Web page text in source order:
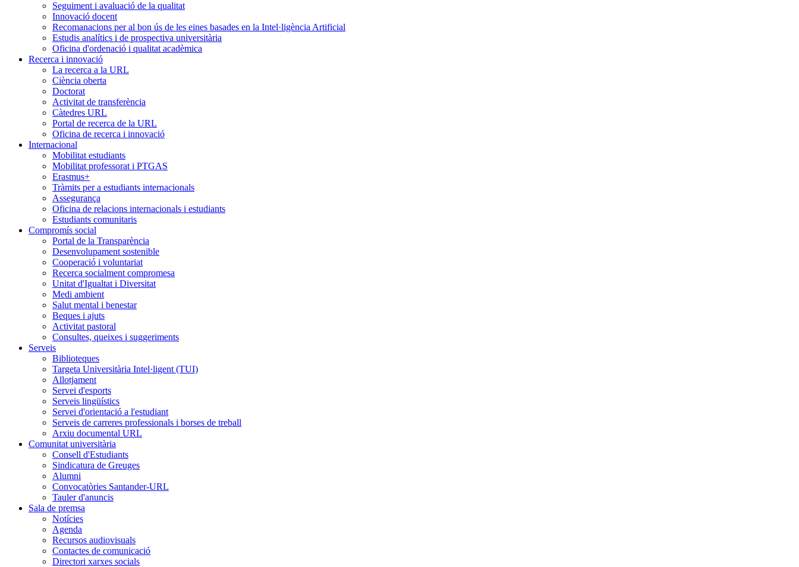
Seguiment i avaluació de la qualitat
Innovació docent
Recomanacions per al bon ús de les eines basades en la Intel·ligència Artificial
Estudis analítics i de prospectiva universitària
Oficina d'ordenació i qualitat acadèmica
Recerca i innovació
La recerca a la URL
Ciència oberta
Doctorat
Activitat de transferència
Càtedres URL
Portal de recerca de la URL
Oficina de recerca i innovació
Internacional
Mobilitat estudiants
Mobilitat professorat i PTGAS
Erasmus+
Tràmits per a estudiants internacionals
Assegurança
Oficina de relacions internacionals i estudiants
Estudiants comunitaris
Compromís social
Portal de la Transparència
Desenvolupament sostenible
Cooperació i voluntariat
Recerca socialment compromesa
Unitat d'Igualtat i Diversitat
Medi ambient
Salut mental i benestar
Beques i ajuts
Activitat pastoral
Consultes, queixes i suggeriments
Serveis
Biblioteques
Targeta Universitària Intel·ligent (TUI)
Allotjament
Servei d'esports
Serveis lingüístics
Servei d'orientació a l'estudiant
Serveis de carreres professionals i borses de treball
Arxiu documental URL
Comunitat universitària
Consell d'Estudiants
Sindicatura de Greuges
Alumni
Convocatòries Santander-URL
Tauler d'anuncis
Sala de premsa
Notícies
Agenda
Recursos audiovisuals
Contactes de comunicació
Directori xarxes socials